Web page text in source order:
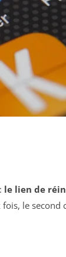
le lien de
le second